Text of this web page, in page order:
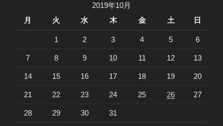
2019年10月
月
火 水 木 金 土 日
1 2 3 4 5 6
7 8 9 10 11 12 13
14 15 16 17 18 19 20
21 22 23 24 25 26 27
28 29 30 31